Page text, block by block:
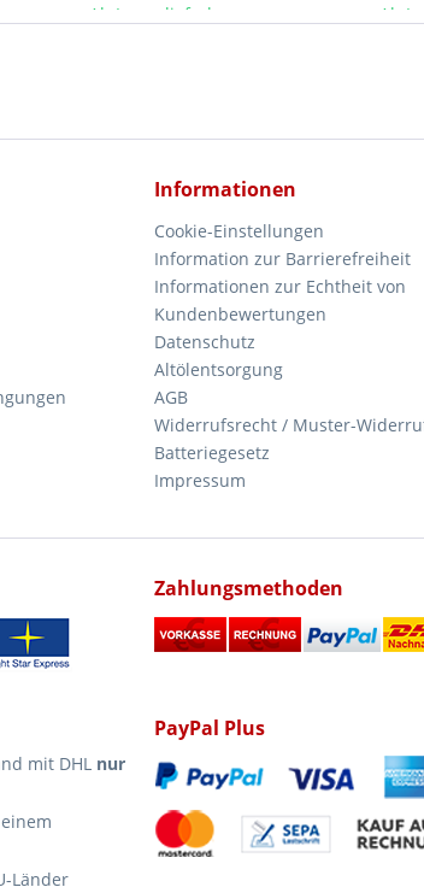
Ab Lager lieferbar
Ab
Informationen
Cookie-Einstellungen
Information zur Barrierefreiheit
Informationen zur Echtheit von
Kundenbewertungen
Datenschutz
Altölentsorgung
AGB
Widerrufsrecht / Muster-
Batteriegesetz
Impressum
mit DHL nur
Länder
Zahlungsmethoden
PayPal Plus